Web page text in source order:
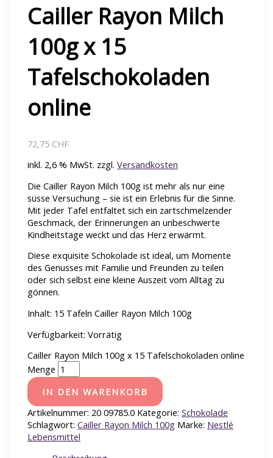
Cailler Rayon Milch
100g x 15
Tafelschokoladen
online
72,75 CHF
inkl. 2,6 % MwSt. zzgl.Versandkosten
Die Cailler Rayon Milch 100g ist mehr als nur eine
süsse Versuchung – sie ist ein Erlebnis für die Sinne.
Mit jeder Tafel entfaltet sich ein zartschmelzender
Geschmack, der Erinnerungen an unbeschwerte
Kindheitstage weckt und das Herz erwärmt.
Diese exquisite Schokolade ist ideal, um Momente
des Genusses mit Familie und Freunden zu teilen
oder sich selbst eine kleine Auszeit vom Alltag zu
gönnen.
Inhalt: 15 Tafeln Cailler Rayon Milch 100g
Verfügbarkeit: Vorrätig
Cailler Rayon Milch 100g x 15 Tafelschokoladen online
Menge
IN DEN WARENKORB
Artikelnummer: 20 09785.0 Kategorie:Schokolade
Schlagwort:Cailler Rayon Milch 100g Marke: Nestlé
Lebensmittel